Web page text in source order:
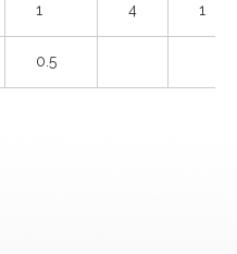
1 4 1
0.5